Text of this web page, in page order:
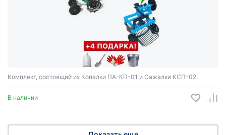
Комплект, состоящий из Копалки ПА-КП-01 и Сажалки КСП-02.
В наличии